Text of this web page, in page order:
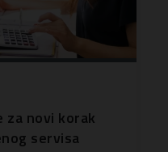
za novi korak
servisa